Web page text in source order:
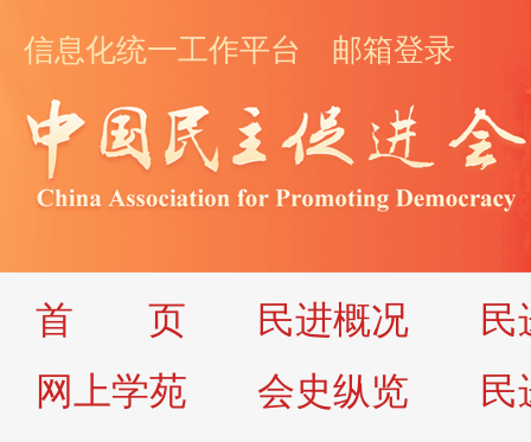
信息化统一工作平台 邮箱登录
首 页 民进概况
民
网上学苑
会史纵览 民